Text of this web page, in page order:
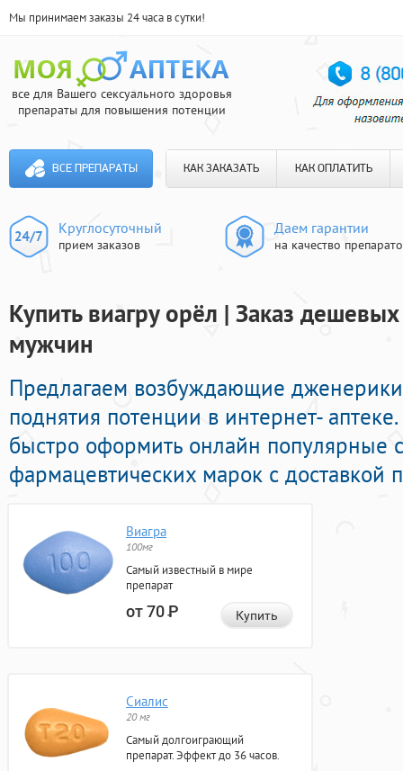
Мы принимаем заказы 24 часа в сутки!
все для Вашего сексуального здоровья
препараты для повышения потенции
ВСЕ ПРЕПАРАТЫ КАК ЗАКАЗАТЬ КАК ОПЛАТИТЬ
Круглосуточный
прием заказов
Даем гарантии
на качество
Купить виагру орёл | Заказ
мужчин
Предлагаем возбуждающие
поднятия потенции в интернет-
быстро оформить онлайн популярные
фармацевтических марок с доставкой
Виагра
100мг
Самый известный в мире
препарат
от 70Р Купить
Сиалис
20 мг
Самый долгоиграющий
препарат. Эффект до 36 часов.